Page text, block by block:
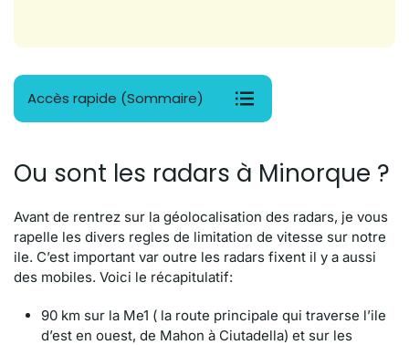
Accès rapide (Sommaire)
Ou sont les radars à Minorque ?
Avant de rentrez sur la géolocalisation des radars, je vous
rapelle les divers regles de limitation de vitesse sur notre
ile. C’est important var outre les radars fixent il y a aussi
des mobiles. Voici le récapitulatif:
90 km sur la Me1 ( la route principale qui traverse l’ile
d’est en ouest, de Mahon à Ciutadella) et sur les